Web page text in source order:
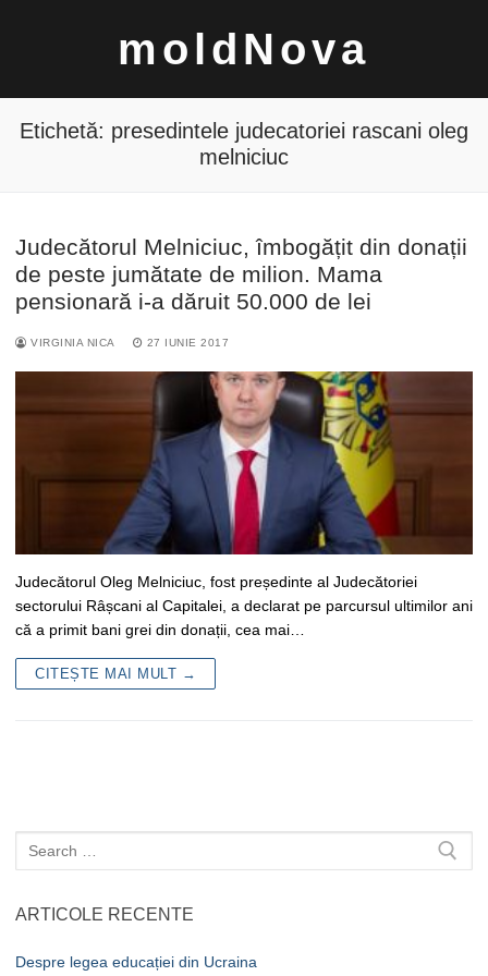
moldNova
Caută
după:
Etichetă: presedintele judecatoriei rascani oleg
melniciuc
Judecătorul Melniciuc, îmbogățit din donații
de peste jumătate de milion. Mama
pensionară i-a dăruit 50.000 de lei
VIRGINIA NICA 27 IUNIE 2017
Judecătorul Oleg Melniciuc, fost președinte al Judecătoriei
sectorului Râșcani al Capitalei, a declarat pe parcursul ultimilor ani
că a primit bani grei din donații, cea mai…
CITEȘTE MAI MULT →
Caută
după:
ARTICOLE RECENTE
Despre legea educației din Ucraina